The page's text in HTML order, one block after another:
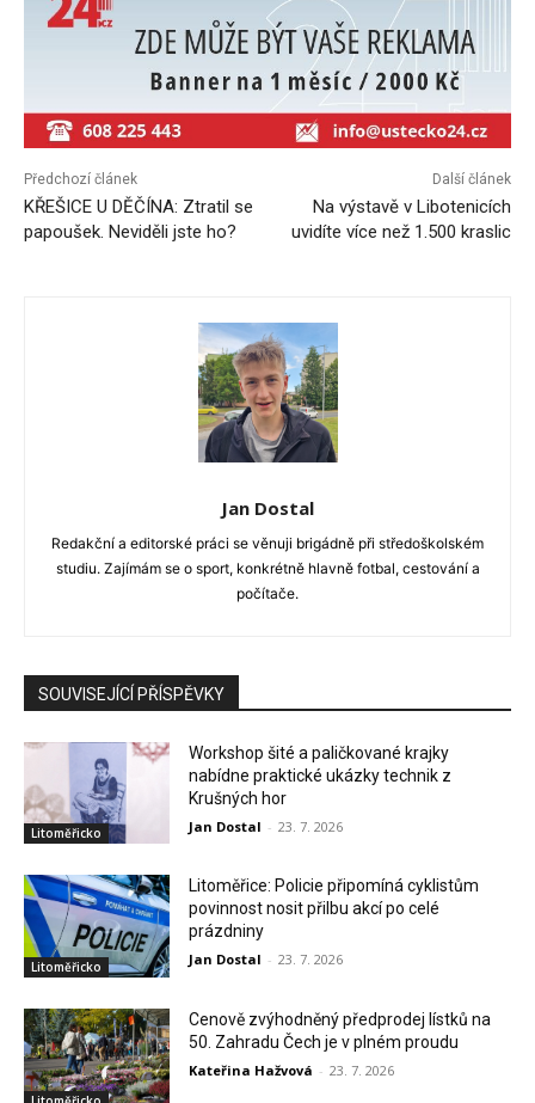
Předchozí článek
KŘEŠICE U DĚČÍNA: Ztratil se
papoušek. Neviděli jste ho?
Další článek
Na výstavě v Libotenicích
uvidíte více než 1.500 kraslic
Jan Dostal
Redakční a editorské práci se věnuji brigádně při středoškolském
studiu. Zajímám se o sport, konkrétně hlavně fotbal, cestování a
počítače.
SOUVISEJÍCÍ PŘÍSPĚVKY
Litoměřicko
Workshop šité a paličkované krajky
nabídne praktické ukázky technik z
Krušných hor
Jan Dostal - 23. 7. 2026
Litoměřicko
Litoměřice: Policie připomíná cyklistům
povinnost nosit přilbu akcí po celé
prázdniny
Jan Dostal - 23. 7. 2026
Cenově zvýhodněný předprodej lístků na
50. Zahradu Čech je v plném proudu
Kateřina Hažvová - 23. 7. 2026